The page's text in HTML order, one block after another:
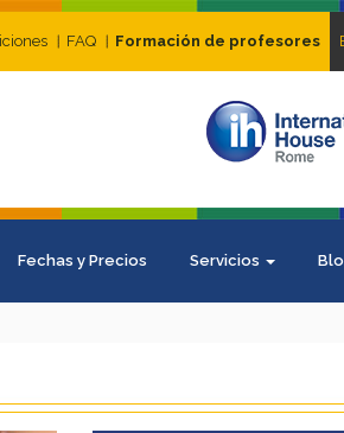
FAQ Formación de profesores
Fechas y Precios Servicios